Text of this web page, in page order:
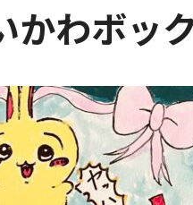
かわボッ